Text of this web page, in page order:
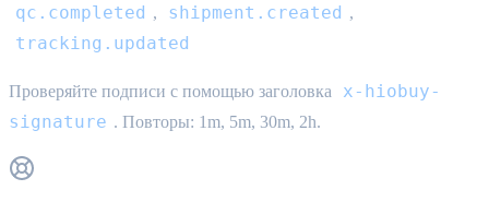
qc.completed , shipment.created ,
tracking.updated
Проверяйте подписи с помощью заголовка
x-hiobuy-
signature . Повторы: 1m, 5m, 30m, 2h.